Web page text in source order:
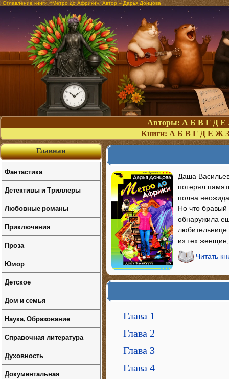
Оглавление книги «Метро до Африки». Автор – Дарья Донцова
Авторы: А Б В Г Д Е
Книги: А Б В Г Д Е Ж З
Даша
потерял
полна
Но что бравый
обнаружила
любительнице
из тех
Читать
Глава 1
Глава 2
Глава 3
Глава 4
Главная
Фантастика
Детективы и Триллеры
Любовные романы
Приключения
Проза
Юмор
Детское
Дом и семья
Наука, Образование
Справочная литература
Духовность
Документальная